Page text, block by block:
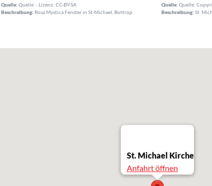
Quelle: Quelle: · Lizenz: CC-BY-SA
Beschreibung: Rosa Mystica Fenster in St-Michael, Bottrop:
Quelle: Quelle:
Beschreibung: St.
St. Michael Kirche
Anfahrt öffnen